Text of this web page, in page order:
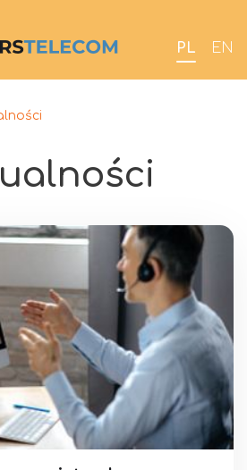
PL EN